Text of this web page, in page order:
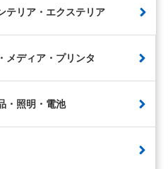
テリア・エクステリア
メディア・プリンタ
・照明・電池